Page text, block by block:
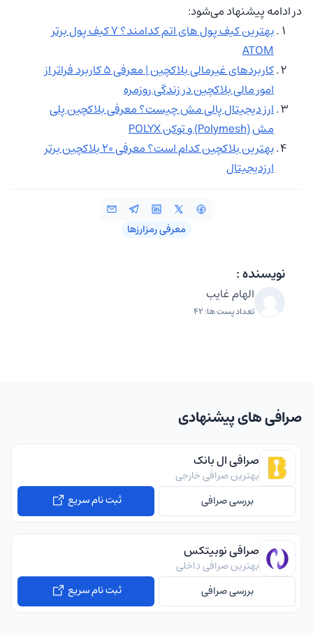
در ادامه پیشنهاد می‌شود:
بهترین کیف پول های اتم کدامند؟ ۷ کیف پول برتر
ATOM
کاربردهای غیرمالی بلاکچین | معرفی ۵ کاربرد فراتر از
امور مالی بلاکچین در زندگی روزمره
ارز دیجیتال پالی مش چیست؟ معرفی بلاکچین پلی
مش (Polymesh) و توکن POLYX
بهترین بلاکچین کدام است؟ معرفی ۲۰ بلاکچین برتر
ارزدیجیتال
معرفی رمزارزها
نویسنده :
الهام غایب
تعداد پست ها: 42
صرافی های پیشنهادی
صرافی ال بانک
بهترین صرافی خارجی
بررسی صرافی
ثبت نام سریع
صرافی نوبیتکس
بهترین صرافی داخلی
بررسی صرافی
ثبت نام سریع